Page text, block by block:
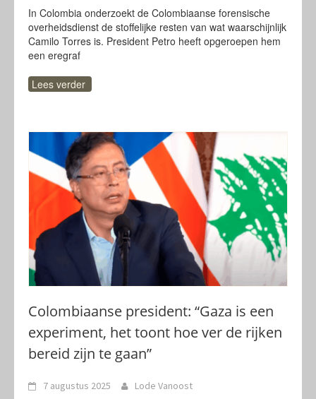
In Colombia onderzoekt de Colombiaanse forensische
overheidsdienst de stoffelijke resten van wat waarschijnlijk
Camilo Torres is. President Petro heeft opgeroepen hem
een eregraf
Lees verder
Colombiaanse president: “Gaza is een
experiment, het toont hoe ver de rijken
bereid zijn te gaan”
7 augustus 2025 Lode Vanoost